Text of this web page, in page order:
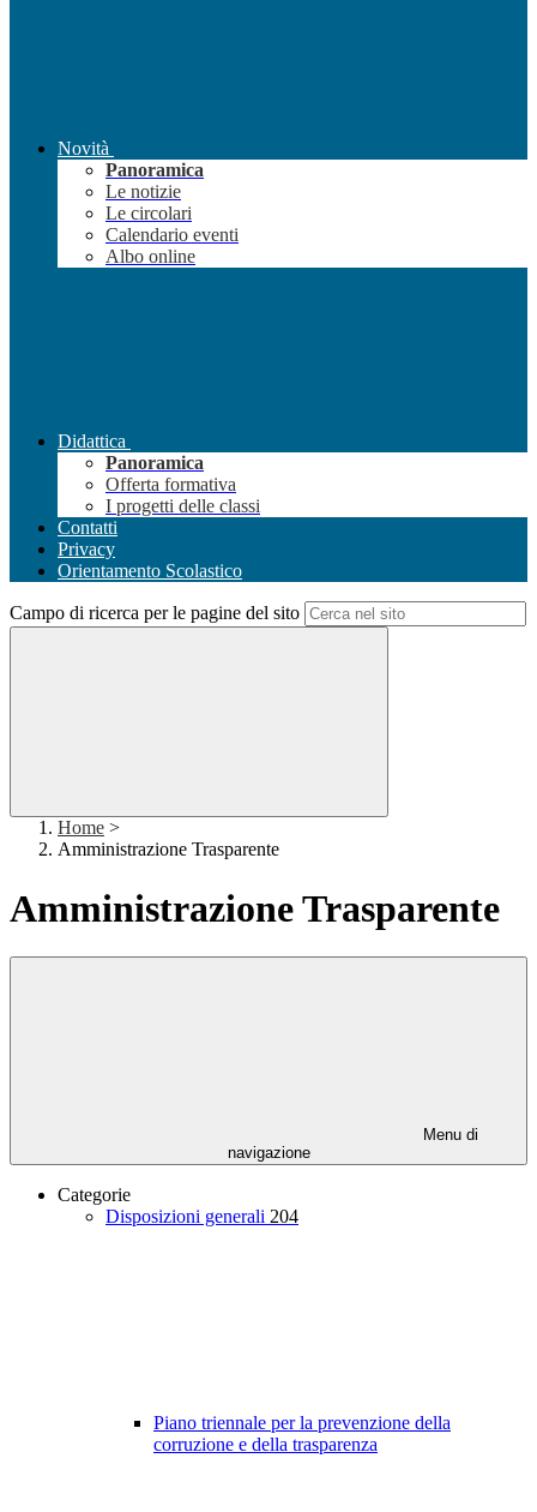
Novità
Panoramica
Le notizie
Le circolari
Calendario eventi
Albo online
Didattica
Panoramica
Offerta formativa
I progetti delle classi
Contatti
Privacy
Orientamento Scolastico
Campo di ricerca per le pagine del sito
Home >
Amministrazione Trasparente
Amministrazione Trasparente
Menu di
navigazione
Categorie
Disposizioni generali 204
Piano triennale per la prevenzione della
corruzione e della trasparenza